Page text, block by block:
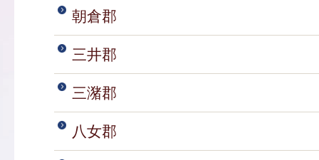
朝倉郡
三井郡
三潴郡
八女郡